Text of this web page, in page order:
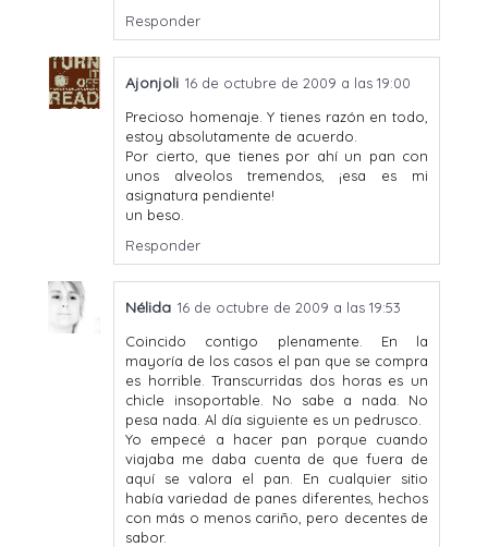
Responder
Ajonjoli 16 de octubre de 2009 a las 19:00
Precioso homenaje. Y tienes razón en todo,
estoy absolutamente de acuerdo.
Por cierto, que tienes por ahí un pan con
unos alveolos tremendos, ¡esa es mi
asignatura pendiente!
un beso.
Responder
Nélida 16 de octubre de 2009 a las 19:53
Coincido contigo plenamente. En la
mayoría de los casos el pan que se compra
es horrible. Transcurridas dos horas es un
chicle insoportable. No sabe a nada. No
pesa nada. Al día siguiente es un pedrusco.
Yo empecé a hacer pan porque cuando
viajaba me daba cuenta de que fuera de
aquí se valora el pan. En cualquier sitio
había variedad de panes diferentes, hechos
con más o menos cariño, pero decentes de
sabor.